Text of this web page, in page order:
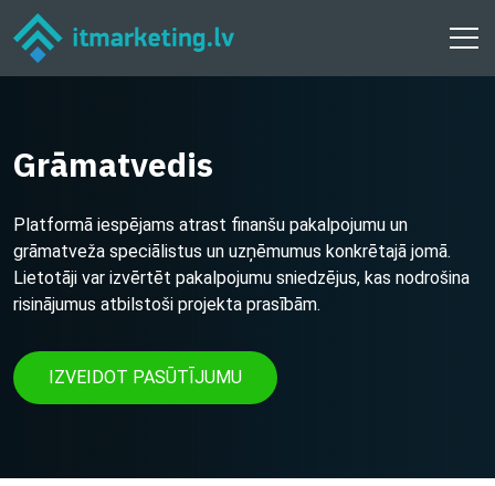
Grāmatvedis
Platformā iespējams atrast finanšu pakalpojumu un
grāmatveža speciālistus un uzņēmumus konkrētajā jomā.
Lietotāji var izvērtēt pakalpojumu sniedzējus, kas nodrošina
risinājumus atbilstoši projekta prasībām.
IZVEIDOT PASŪTĪJUMU